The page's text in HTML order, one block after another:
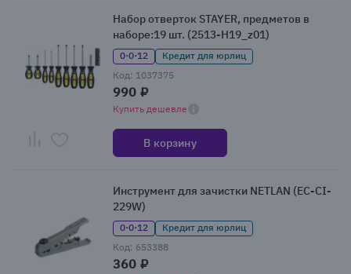
Набор отверток STAYER, предметов в
наборе:19 шт. (2513-H19_z01)
0·0·12
Кредит для юрлиц
Код: 1037375
990 ₽
Купить дешевле
В корзину
Инструмент для зачистки NETLAN (EC-CI-
229W)
0·0·12
Кредит для юрлиц
Код: 653388
360 ₽